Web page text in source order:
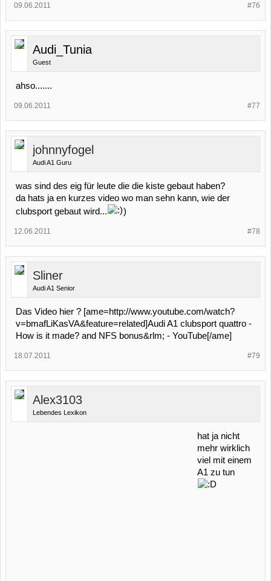
#76
09.06.2011
Audi_Tunia
Guest
ahso.......
#77
09.06.2011
johnnyfogel
Audi A1 Guru
was sind des eig für leute die die kiste gebaut haben?
da hats ja en kurzes video wo man sehn kann, wie der
clubsport gebaut wird...
)
#78
12.06.2011
Sliner
Audi A1 Senior
Das Video hier ? [ame=http://www.youtube.com/watch?
v=bmafLiKasVA&feature=related]‪Audi A1 clubsport quattro -
How is it made? and NFS bonus‬&rlm; - YouTube[/ame]
#79
18.07.2011
Alex3103
Lebendes Lexikon
hat ja nicht
mehr wirklich
viel mit einem
A1 zu tun